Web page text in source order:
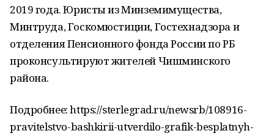
2019 года. Юристы из Минземимущества,
Минтруда, Госкомюстиции, Гостехнадзора и
отделения Пенсионного фонда России по РБ
проконсультируют жителей Чишминского
района.
Подробнее: https://sterlegrad.ru/newsrb/108916-
pravitelstvo-bashkirii-utverdilo-grafik-besplatnyh-